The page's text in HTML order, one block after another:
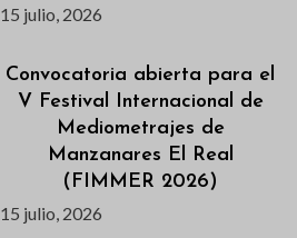
15 julio, 2026
Convocatoria abierta para el
V Festival Internacional de
Mediometrajes de
Manzanares El Real
(FIMMER 2026)
15 julio, 2026